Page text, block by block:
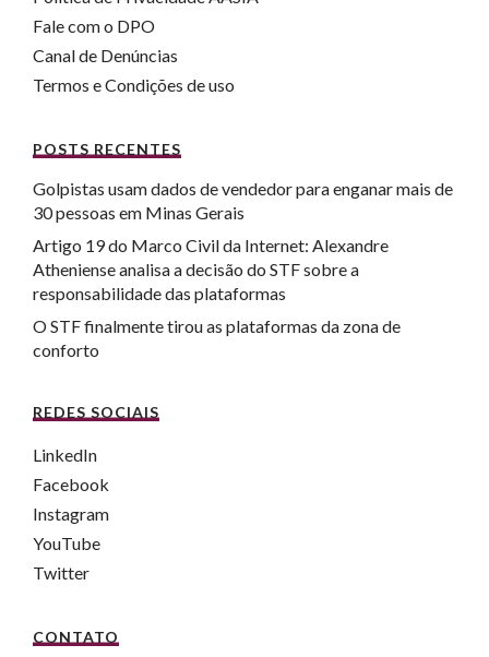
Fale com o DPO
Canal de Denúncias
Termos e Condições de uso
POSTS RECENTES
Golpistas usam dados de vendedor para enganar mais de
30 pessoas em Minas Gerais
Artigo 19 do Marco Civil da Internet: Alexandre
Atheniense analisa a decisão do STF sobre a
responsabilidade das plataformas
O STF finalmente tirou as plataformas da zona de
conforto
REDES SOCIAIS
LinkedIn
Facebook
Instagram
YouTube
Twitter
CONTATO